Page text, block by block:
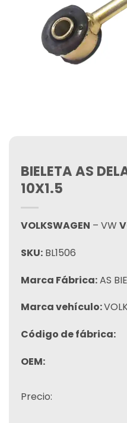
BIELETA AS
10X1.5
VOLKSWAGEN – VW
SKU: BL1506
Marca Fábrica:AS
Marca vehículo:
Código de fábrica:
OEM:
Precio: